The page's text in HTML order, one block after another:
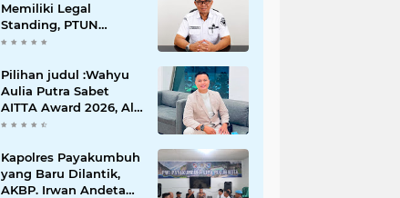
Memiliki Legal
Standing, PTUN
Padang Nyatakan
Kapuh Utara Tidak
Diterima
Pilihan judul :Wahyu
Aulia Putra Sabet
AITTA Award 2026, Al
Wally Tour & Travel
Nusantara dan
Mancanegara
Kapolres Payakumbuh
yang Baru Dilantik,
AKBP. Irwan Andeta